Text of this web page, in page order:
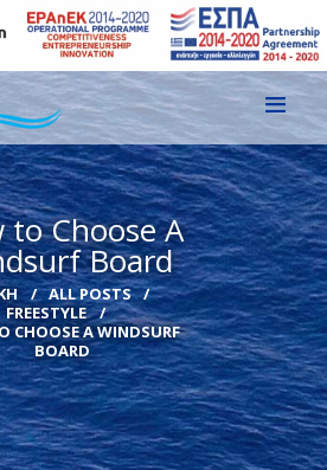
to Choose A
Board
ALL POSTS
FREESTYLE
CHOOSE A WINDSURF
BOARD